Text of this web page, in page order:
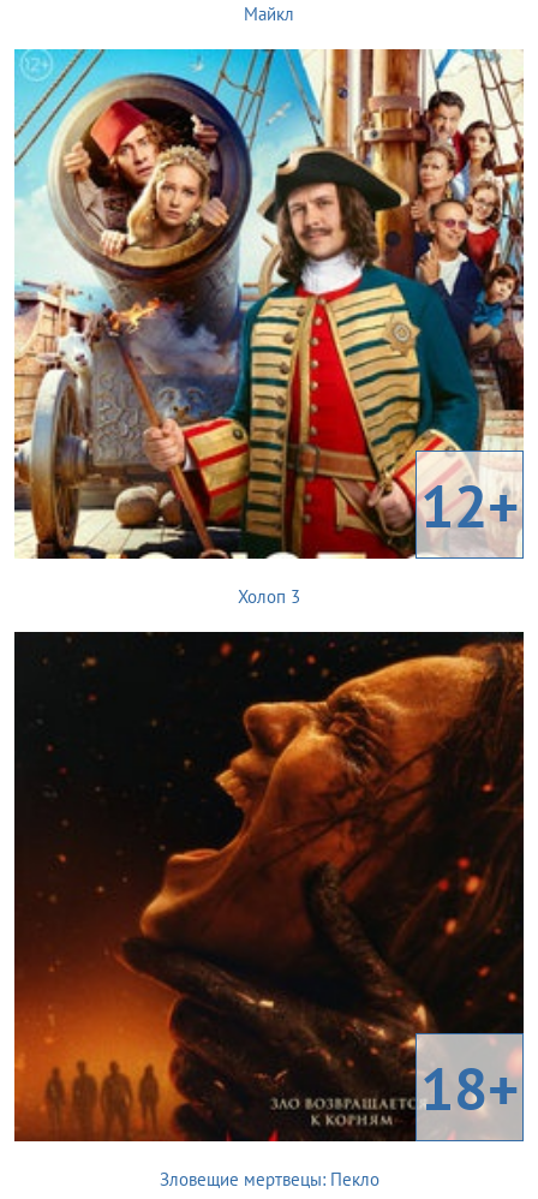
Майкл
12+
Холоп 3
18+
Зловещие мертвецы: Пекло